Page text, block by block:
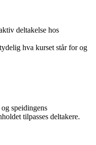
deltakelse hos
hva kurset står for og
speidingens
tilpasses deltakere.